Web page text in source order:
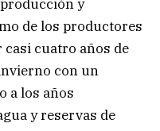
y
de los productores
casi cuatro años de
con un
a los años
y reservas de